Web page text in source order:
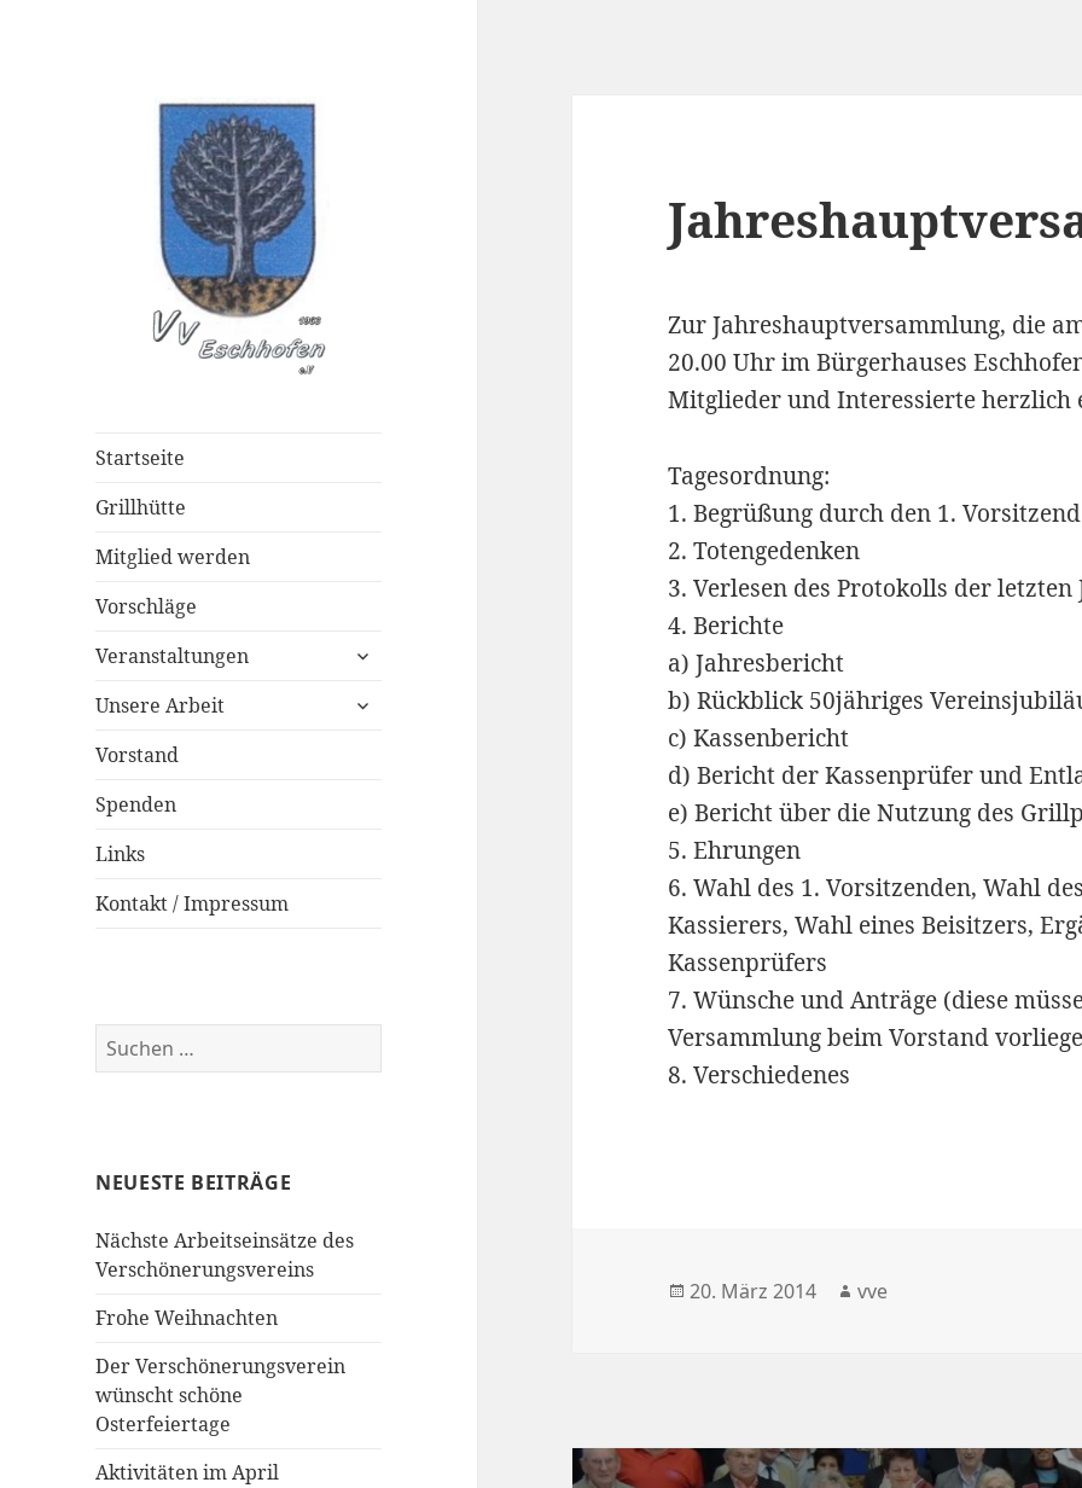
Startseite
Grillhütte
Mitglied werden
Vorschläge
Veranstaltungen
untermenü
Unsere Arbeit
untermenü
Vorstand
Spenden
Links
Kontakt / Impressum
Suchen
nach:
NEUESTE BEITRÄGE
Nächste Arbeitseinsätze des
Verschönerungsvereins
Frohe Weihnachten
Der Verschönerungsverein
wünscht schöne
Osterfeiertage
Aktivitäten im April
Zur Jahreshauptversammlung, die
20.00 Uhr im Bürgerhauses
Mitglieder und Interessierte herzlich
Tagesordnung:
1. Begrüßung durch den 1.
2. Totengedenken
3. Verlesen des Protokolls der
4. Berichte
a) Jahresbericht
b) Rückblick 50jähriges
c) Kassenbericht
d) Bericht der Kassenprüfer und
e) Bericht über die Nutzung des
5. Ehrungen
6. Wahl des 1. Vorsitzenden, Wahl
Kassierers, Wahl eines Beisitzers,
Kassenprüfers
7. Wünsche und Anträge (diese
Versammlung beim Vorstand
8. Verschiedenes
Veröffentlicht
20. März 2014 Autor
vve
Beitragsnavigation